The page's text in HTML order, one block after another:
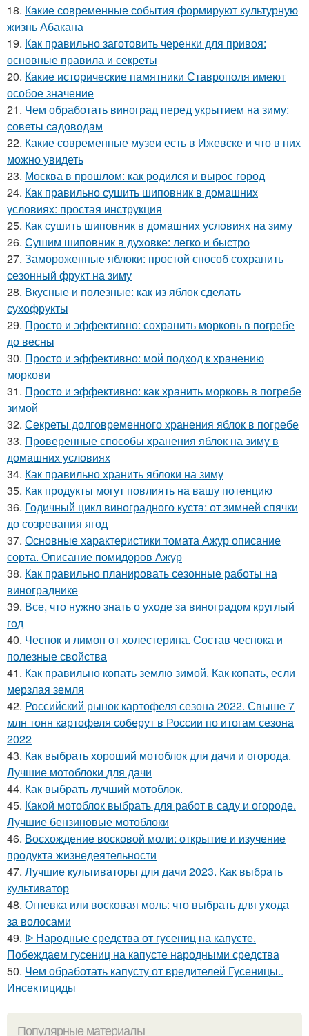
18. Какие современные события формируют культурную
жизнь Абакана
19. Как правильно заготовить черенки для привоя:
основные правила и секреты
20. Какие исторические памятники Ставрополя имеют
особое значение
21. Чем обработать виноград перед укрытием на зиму:
советы садоводам
22. Какие современные музеи есть в Ижевске и что в них
можно увидеть
23. Москва в прошлом: как родился и вырос город
24. Как правильно сушить шиповник в домашних
условиях: простая инструкция
25. Как сушить шиповник в домашних условиях на зиму
26. Сушим шиповник в духовке: легко и быстро
27. Замороженные яблоки: простой способ сохранить
сезонный фрукт на зиму
28. Вкусные и полезные: как из яблок сделать
сухофрукты
29. Просто и эффективно: сохранить морковь в погребе
до весны
30. Просто и эффективно: мой подход к хранению
моркови
31. Просто и эффективно: как хранить морковь в погребе
зимой
32. Секреты долговременного хранения яблок в погребе
33. Проверенные способы хранения яблок на зиму в
домашних условиях
34. Как правильно хранить яблоки на зиму
35. Как продукты могут повлиять на вашу потенцию
36. Годичный цикл виноградного куста: от зимней спячки
до созревания ягод
37. Основные характеристики томата Ажур описание
сорта. Описание помидоров Ажур
38. Как правильно планировать сезонные работы на
винограднике
39. Все, что нужно знать о уходе за виноградом круглый
год
40. Чеснок и лимон от холестерина. Состав чеснока и
полезные свойства
41. Как правильно копать землю зимой. Как копать, если
мерзлая земля
42. Российский рынок картофеля сезона 2022. Свыше 7
млн тонн картофеля соберут в России по итогам сезона
2022
43. Как выбрать хороший мотоблок для дачи и огорода.
Лучшие мотоблоки для дачи
44. Как выбрать лучший мотоблок.
45. Какой мотоблок выбрать для работ в саду и огороде.
Лучшие бензиновые мотоблоки
46. Восхождение восковой моли: открытие и изучение
продукта жизнедеятельности
47. Лучшие культиваторы для дачи 2023. Как выбрать
культиватор
48. Огневка или восковая моль: что выбрать для ухода
за волосами
49. ᐉ Народные средства от гусениц на капусте.
Побеждаем гусениц на капусте народными средства
50. Чем обработать капусту от вредителей Гусеницы..
Инсектициды
Популярные материалы